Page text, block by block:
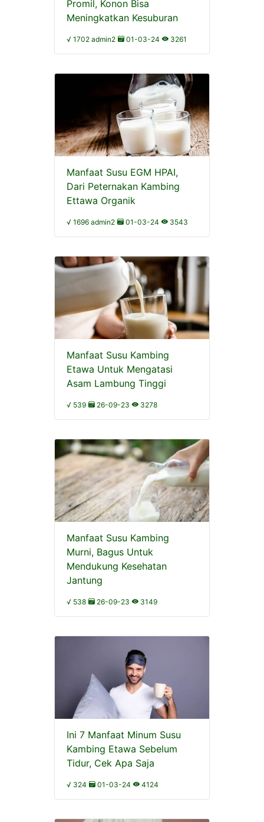
Promil, Konon Bisa
Meningkatkan Kesuburan
√ 1702 admin2 01-03-24 3261
Manfaat Susu EGM HPAI,
Dari Peternakan Kambing
Ettawa Organik
√ 1696 admin2 01-03-24 3543
Manfaat Susu Kambing
Etawa Untuk Mengatasi
Asam Lambung Tinggi
√ 539 26-09-23 3278
Manfaat Susu Kambing
Murni, Bagus Untuk
Mendukung Kesehatan
Jantung
√ 538 26-09-23 3149
Ini 7 Manfaat Minum Susu
Kambing Etawa Sebelum
Tidur, Cek Apa Saja
√ 324 01-03-24 4124